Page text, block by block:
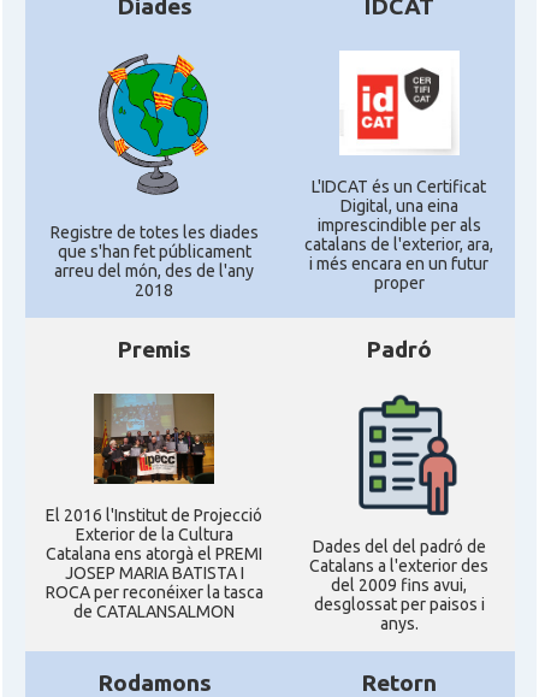
Diades
Registre de totes les diades
que s'han fet públicament
arreu del món, des de l'any
2018
IDCAT
L'IDCAT és un Certificat
Digital, una eina
imprescindible per als
catalans de l'exterior, ara,
i més encara en un futur
proper
Premis
El 2016 l'Institut de Projecció
Exterior de la Cultura
Catalana ens atorgà el PREMI
JOSEP MARIA BATISTA I
ROCA per reconéixer la tasca
de CATALANSALMON
Padró
Dades del del padró de
Catalans a l'exterior des
del 2009 fins avui,
desglossat per paisos i
anys.
Rodamons Retorn